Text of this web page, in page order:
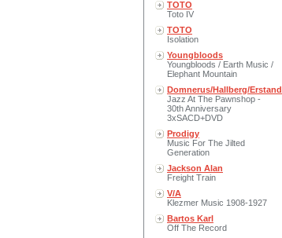
TOTO
Toto IV
TOTO
Isolation
Youngbloods
Youngbloods / Earth Music /
Elephant Mountain
Domnerus/Hallberg/Erstand
Jazz At The Pawnshop -
30th Anniversary
3xSACD+DVD
Prodigy
Music For The Jilted
Generation
Jackson Alan
Freight Train
V/A
Klezmer Music 1908-1927
Bartos Karl
Off The Record